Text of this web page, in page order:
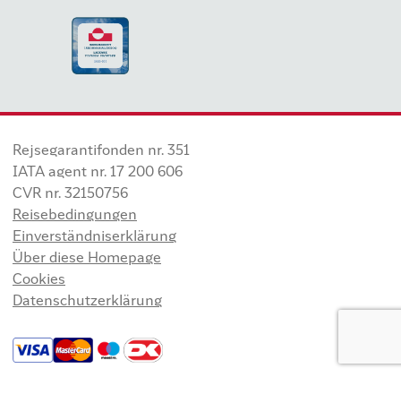
Rejsegarantifonden nr. 351
IATA agent nr. 17 200 606
CVR nr. 32150756
Reisebedingungen
Einverständniserklärung
Über diese Homepage
Cookies
Datenschutzerklärung